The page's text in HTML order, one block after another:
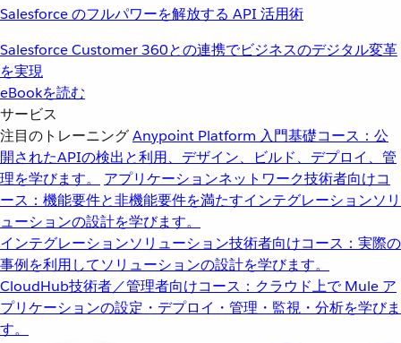
Salesforce のフルパワーを解放する API 活用術
Salesforce Customer 360との連携でビジネスのデジタル変革
を実現
eBookを読む
サービス
注目のトレーニングAnypoint Platform 入門基礎コース：公
開されたAPIの検出と利用、デザイン、ビルド、デプロイ、管
理を学びます。
アプリケーションネットワーク技術者向けコ
ース：機能要件と非機能要件を満たすインテグレーションソリ
ューションの設計を学びます。
インテグレーションソリューション技術者向けコース：実際の
事例を利用してソリューションの設計を学びます。
CloudHub技術者／管理者向けコース：クラウド上で Mule ア
プリケーションの設定・デプロイ・管理・監視・分析を学びま
す。